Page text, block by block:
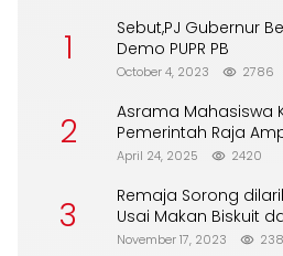
1
Sebut,PJ Gubernur
Demo PUPR PB
October 4, 2023 2786
2
Asrama Mahasiswa
Pemerintah Raja
DPA
April 24, 2025 2420
3
Remaja Sorong
Usai
November 17, 2023